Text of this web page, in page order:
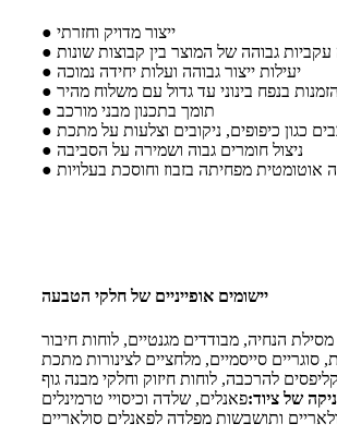
● ייצור מדויק וחזרתי
● יעילות ייצור גבוהה ועלות יחידה נמוכה
● תומך בתכנון מבני מורכב
● ניצול חומרים גבוה ושמירה על הסביבה
יישומים אופייניים של חלקי הטבעה
מסילת הנחיה, מבודדים מגנטיים, לוחות חיבור
סוגריים סייסמיים, מלחציים לצינורות מתכת
קליפסים להרכבה, לוחות חיזוק וחלקי מבנה גוף
של ציוד:פאנלים, שלדה וכיסויי טרמינלים
ותושבשות מפלדה לפאנלים סולאריים